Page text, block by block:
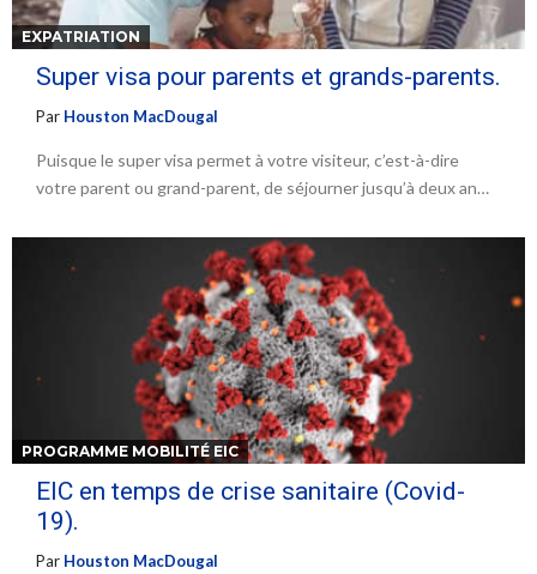
EXPATRIATION
Super visa pour parents et grands-parents.
Par Houston MacDougal
Puisque le super visa permet à votre visiteur, c’est-à-dire
votre parent ou grand-parent, de séjourner jusqu’à deux an…
PROGRAMME MOBILITÉ EIC
EIC en temps de crise sanitaire (Covid-
19).
Par Houston MacDougal